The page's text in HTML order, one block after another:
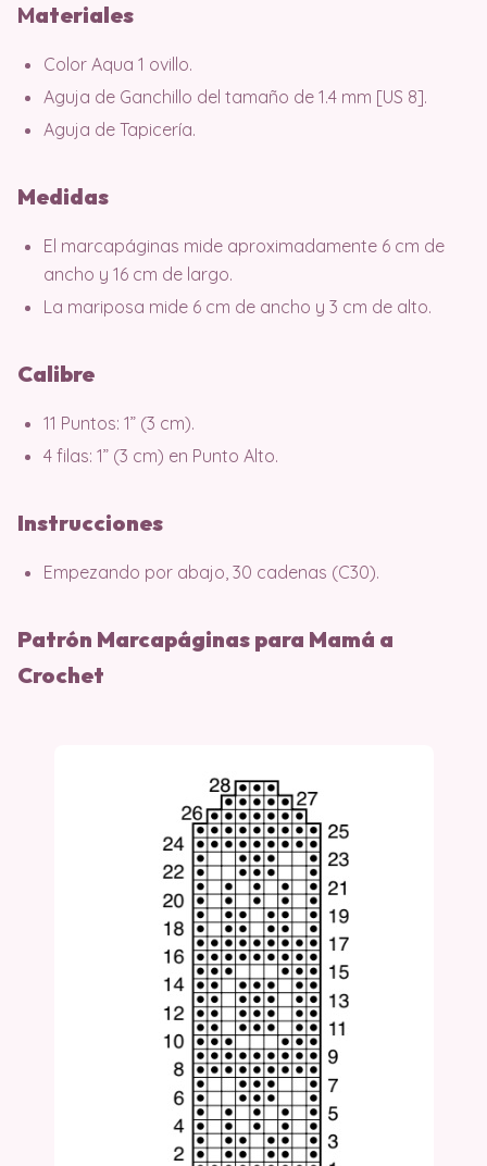
Materiales
Color Aqua 1 ovillo.
Aguja de Ganchillo del tamaño de 1.4 mm [US 8].
Aguja de Tapicería.
Medidas
El marcapáginas mide aproximadamente 6 cm de
ancho y 16 cm de largo.
La mariposa mide 6 cm de ancho y 3 cm de alto.
Calibre
11 Puntos: 1” (3 cm).
4 filas: 1” (3 cm) en Punto Alto.
Instrucciones
Empezando por abajo, 30 cadenas (C30).
Patrón Marcapáginas para Mamá a
Crochet